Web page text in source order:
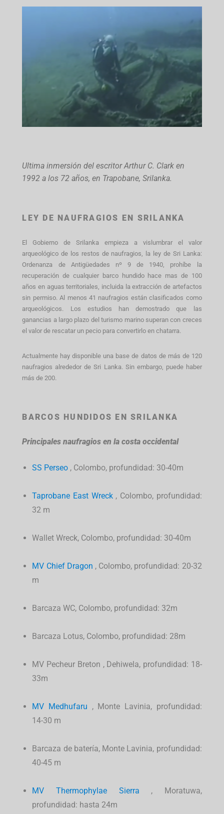
Ultima inmersión del escritor Arthur C. Clark en
1992 a los 72 años, en Trapobane, Srilanka.
LEY DE NAUFRAGIOS EN SRILANKA
El Gobierno de Srilanka empieza a vislumbrar el valor
arqueológico de los restos de naufragios, la ley de Sri Lanka:
Ordenanza de Antigüedades nº 9 de 1940, prohíbe la
recuperación de cualquier barco hundido hace mas de 100
años en aguas territoriales, incluida la extracción de artefactos
sin permiso. Al menos 41 naufragios están clasificados como
arqueológicos. Los estudios han demostrado que las
ganancias a largo plazo del turismo marino superan con creces
el valor de rescatar un pecio para convertirlo en chatarra.
Actualmente hay disponible una base de datos de más de 120
naufragios alrededor de Sri Lanka. Sin embargo, puede haber
más de 200.
BARCOS HUNDIDOS EN SRILANKA
Principales naufragios en la costa occidental
SS Perseo , Colombo, profundidad: 30-40m
Taprobane East Wreck, Colombo, profundidad:
32 m
Wallet Wreck, Colombo, profundidad: 30-40m
MV Chief Dragon , Colombo, profundidad: 20-32
m
Barcaza WC, Colombo, profundidad: 32m
Barcaza Lotus, Colombo, profundidad: 28m
MV Pecheur Breton , Dehiwela, profundidad: 18-
33m
MV Medhufaru , Monte Lavinia, profundidad:
14-30 m
Barcaza de batería, Monte Lavinia, profundidad:
40-45 m
MV Thermophylae Sierra , Moratuwa,
profundidad: hasta 24m